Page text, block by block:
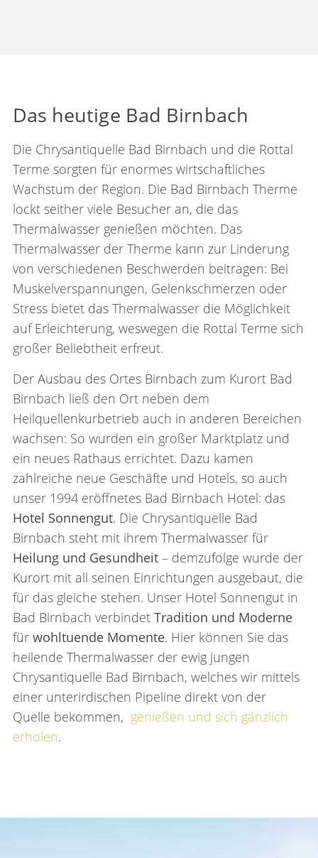
Das heutige Bad Birnbach
Die Chrysantiquelle Bad Birnbach und die Rottal
Terme sorgten für enormes wirtschaftliches
Wachstum der Region. Die Bad Birnbach Therme
lockt seither viele Besucher an, die das
Thermalwasser genießen möchten. Das
Thermalwasser der Therme kann zur Linderung
von verschiedenen Beschwerden beitragen: Bei
Muskelverspannungen, Gelenkschmerzen oder
Stress bietet das Thermalwasser die Möglichkeit
auf Erleichterung, weswegen die Rottal Terme sich
großer Beliebtheit erfreut.
Der Ausbau des Ortes Birnbach zum Kurort Bad
Birnbach ließ den Ort neben dem
Heilquellenkurbetrieb auch in anderen Bereichen
wachsen: So wurden ein großer Marktplatz und
ein neues Rathaus errichtet. Dazu kamen
zahlreiche neue Geschäfte und Hotels, so auch
unser 1994 eröffnetes Bad Birnbach Hotel: das
Hotel Sonnengut. Die Chrysantiquelle Bad
Birnbach steht mit ihrem Thermalwasser für
Heilung und Gesundheit– demzufolge wurde der
Kurort mit all seinen Einrichtungen ausgebaut, die
für das gleiche stehen. Unser Hotel Sonnengut in
Bad Birnbach verbindet Tradition und Moderne
für wohltuende Momente. Hier können Sie das
heilende Thermalwasser der ewig jungen
Chrysantiquelle Bad Birnbach, welches wir mittels
einer unterirdischen Pipeline direkt von der
Quelle bekommen, genießen und sich gänzlich
erholen.